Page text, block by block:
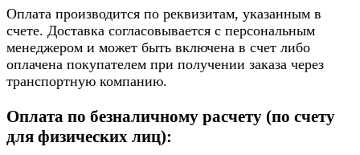
Оплата производится по реквизитам, указанным в
счете. Доставка согласовывается с персональным
менеджером и может быть включена в счет либо
оплачена покупателем при получении заказа через
транспортную компанию.
Оплата по безналичному расчету (по счету
для физических лиц):